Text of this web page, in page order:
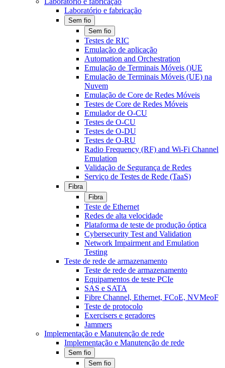
Laboratório e fabricação
Sem fio
Sem fio
Testes de RIC
Emulação de aplicação
Automation and Orchestration
Emulação de Terminais Móveis ()UE
Emulação de Terminais Móveis (UE) na
Nuvem
Emulação de Core de Redes Móveis
Testes de Core de Redes Móveis
Emulador de O-CU
Testes de O-CU
Testes de O-DU
Testes de O-RU
Radio Frequency (RF) and Wi-Fi Channel
Emulation
Validação de Segurança de Redes
Serviço de Testes de Rede (TaaS)
Fibra
Fibra
Teste de Ethernet
Redes de alta velocidade
Plataforma de teste de produção óptica
Cybersecurity Test and Validation
Network Impairment and Emulation
Testing
Teste de rede de armazenamento
Teste de rede de armazenamento
Equipamentos de teste PCIe
SAS e SATA
Fibre Channel, Ethernet, FCoE, NVMeoF
Teste de protocolo
Exercisers e geradores
Jammers
Implementação e Manutenção de rede
Implementação e Manutenção de rede
Sem fio
Sem fio